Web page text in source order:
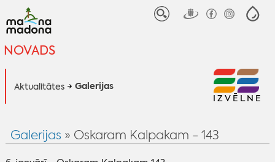
NOVADS
Aktualitātes Galerijas
IZVĒLNE
Galerijas » Oskaram Kalpakam - 143